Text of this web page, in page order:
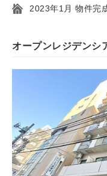
2023年1月 物件完
オープンレジデンシ